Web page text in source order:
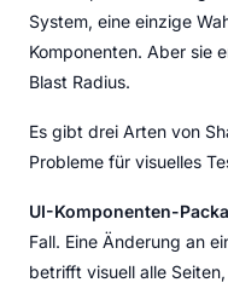
System, eine einzige
Komponenten. Aber sie
Blast Radius.
Es gibt drei Arten von
Probleme für visuelles
UI-Komponenten-
Fall. Eine Änderung an
betrifft visuell alle